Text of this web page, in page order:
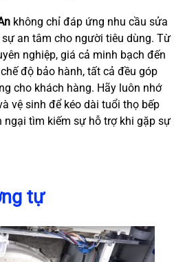
không chỉ đáp ứng nhu cầu sửa
an tâm cho người tiêu dùng. Từ
nghiệp, giá cả minh bạch đến
độ bảo hành, tất cả đều góp
cho khách hàng. Hãy luôn nhớ
vệ sinh để kéo dài tuổi thọ bếp
ngại tìm kiếm sự hỗ trợ khi gặp sự
tự